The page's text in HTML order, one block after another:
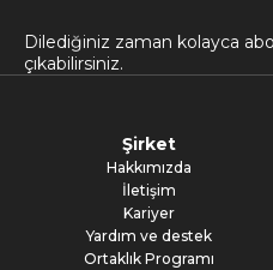
Dilediğiniz zaman kolayca
çıkabilirsiniz.
Şirket
Hakkımızda
İletişim
Kariyer
Yardım ve destek
Ortaklık Programı